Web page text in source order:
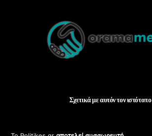
Top
Σχετικά με αυτόν τον ιστότοπο